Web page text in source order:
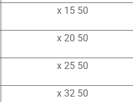
50 x 15
50 x 20
50 x 25
50 x 32